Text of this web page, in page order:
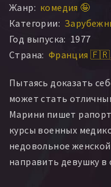
Жанр: комедия 🤪
Категории:
Год выпуска: 1977
Страна: Франция 🇫🇷
Пытаясь доказать
может стать
Марини пишет рапорт
курсы военных
недовольное
направить девушку в
подразделений, где